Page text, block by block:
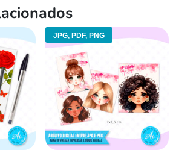
JPG, PDF, PNG